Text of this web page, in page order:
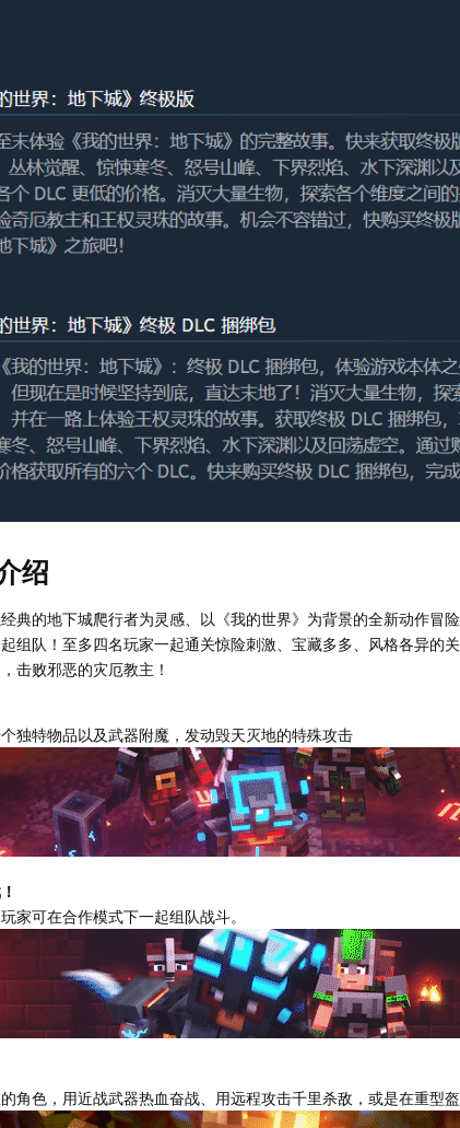
绍
典的地下城爬行者为灵感、以《我的世界》为背景的全新动作冒
组队！至多四名玩家一起通关惊险刺激、宝藏多多、风格各异的
击败邪恶的灾厄教主！
独特物品以及武器附魔，发动毁天灭地的特殊攻击
家可在合作模式下一起组队战斗。
角色，用近战武器热血奋战、用远程攻击千里杀敌，或是在重型